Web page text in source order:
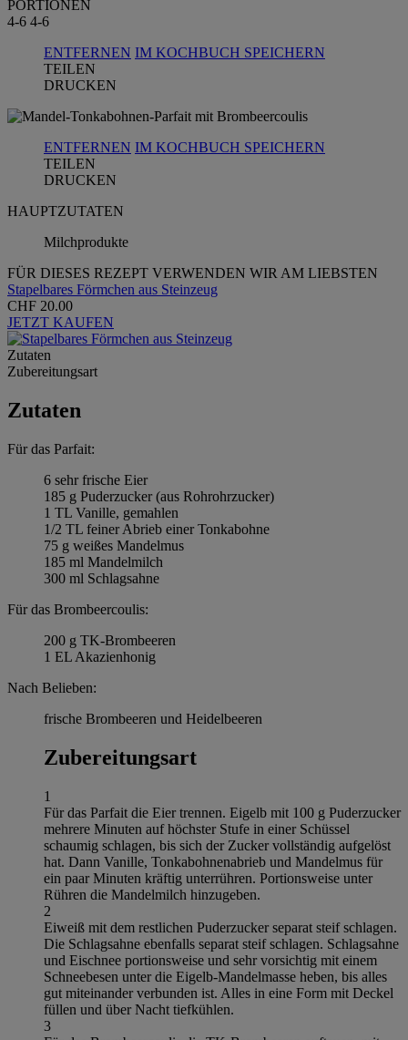
PORTIONEN
4-6 4-6
ENTFERNEN IM KOCHBUCH SPEICHERN
TEILEN
DRUCKEN
ENTFERNEN IM KOCHBUCH SPEICHERN
TEILEN
DRUCKEN
HAUPTZUTATEN
Milchprodukte
FÜR DIESES REZEPT VERWENDEN WIR AM LIEBSTEN
Stapelbares Förmchen aus Steinzeug
CHF 20.00
JETZT KAUFEN
Zutaten
Zubereitungsart
Zutaten
Für das Parfait:
6 sehr frische Eier
185 g Puderzucker (aus Rohrohrzucker)
1 TL Vanille, gemahlen
1/2 TL feiner Abrieb einer Tonkabohne
75 g weißes Mandelmus
185 ml Mandelmilch
300 ml Schlagsahne
Für das Brombeercoulis:
200 g TK-Brombeeren
1 EL Akazienhonig
Nach Belieben:
frische Brombeeren und Heidelbeeren
Zubereitungsart
1
Für das Parfait die Eier trennen. Eigelb mit 100 g Puderzucker
mehrere Minuten auf höchster Stufe in einer Schüssel
schaumig schlagen, bis sich der Zucker vollständig aufgelöst
hat. Dann Vanille, Tonkabohnenabrieb und Mandelmus für
ein paar Minuten kräftig unterrühren. Portionsweise unter
Rühren die Mandelmilch hinzugeben.
2
Eiweiß mit dem restlichen Puderzucker separat steif schlagen.
Die Schlagsahne ebenfalls separat steif schlagen. Schlagsahne
und Eischnee portionsweise und sehr vorsichtig mit einem
Schneebesen unter die Eigelb-Mandelmasse heben, bis alles
gut miteinander verbunden ist. Alles in eine Form mit Deckel
füllen und über Nacht tiefkühlen.
3